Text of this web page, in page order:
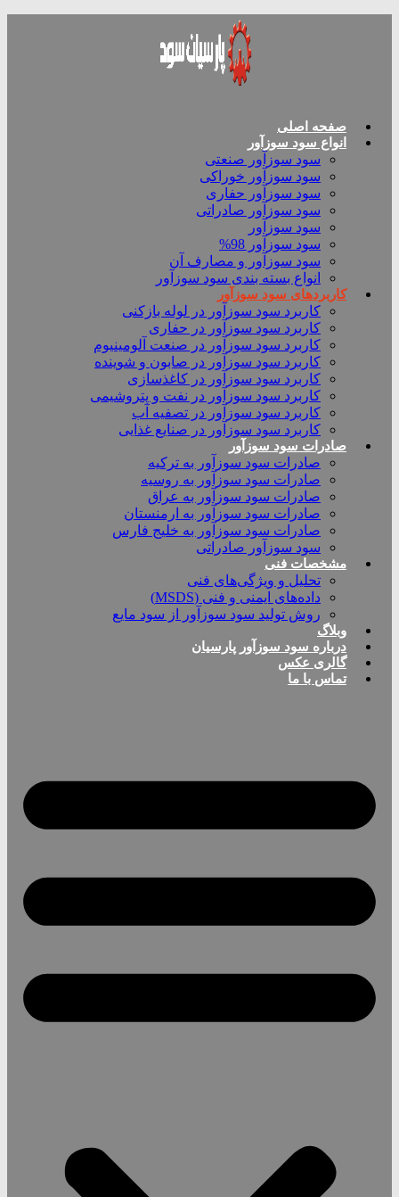
صفحه اصلی
انواع سود سوزآور
سود سوزآور صنعتی
سود سوزآور خوراکی
سود سوزآور حفاری
سود سوزآور صادراتی
سود سوزآور
سود سوزآور 98%
سود سوزآور و مصارف آن
انواع بسته بندی سود سوزآور
کاربردهای سود سوزآور
کاربرد سود سوزآور در لوله بازکنی
کاربرد سود سوزآور در حفاری
کاربرد سود سوزآور در صنعت آلومینیوم
کاربرد سود سوزآور در صابون و شوینده
کاربرد سود سوزآور در کاغذسازی
کاربرد سود سوزآور در نفت و پتروشیمی
کاربرد سود سوزآور در تصفیه آب
کاربرد سود سوزآور در صنایع غذایی
صادرات سود سوزآور
صادرات سود سوزآور به ترکیه
صادرات سود سوزآور به روسیه
صادرات سود سوزآور به عراق
صادرات سود سوزآور به ارمنستان
صادرات سود سوزآور به خلیج فارس
سود سوزآور صادراتی
مشخصات فنی
تحلیل و ویژگی‌های فنی
داده‌های ایمنی و فنی (MSDS)
روش تولید سود سوزآور از سود مایع
وبلاگ
درباره سود سوزآور پارسیان
گالری عکس
تماس با ما